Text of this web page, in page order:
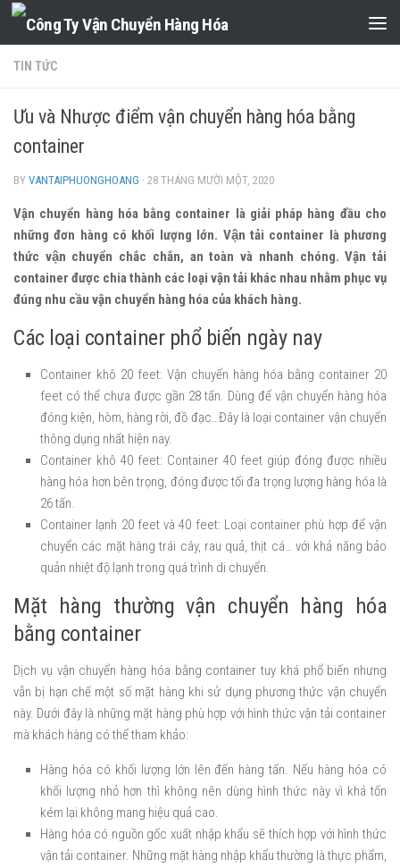
Skip to content
TIN TỨC
Ưu và Nhược điểm vận chuyển hàng hóa bằng
container
BY VANTAIPHUONGHOANG · 28 THÁNG MƯỜI MỘT, 2020
Vận chuyển hàng hóa bằng container là giải pháp hàng đầu cho
những đơn hàng có khối lượng lớn. Vận tải container là phương
thức vận chuyển chắc chắn, an toàn và nhanh chóng. Vận tải
container được chia thành các loại vận tải khác nhau nhằm phục vụ
đúng nhu cầu vận chuyển hàng hóa của khách hàng.
Các loại container phổ biến ngày nay
Container khô 20 feet: Vận chuyển hàng hóa bằng container 20
feet có thể chưa được gần 28 tấn. Dùng để vận chuyển hàng hóa
đóng kiện, hòm, hàng rời, đồ đạc…Đây là loại container vận chuyển
thông dụng nhất hiện nay.
Container khô 40 feet: Container 40 feet giúp đóng được nhiều
hàng hóa hơn bên trọng, đóng được tối đa trọng lượng hàng hóa là
26 tấn.
Container lạnh 20 feet và 40 feet: Loại container phù hợp để vận
chuyển các mặt hàng trái cây, rau quả, thịt cá… với khả năng bảo
quản nhiệt độ lạnh trong quá trình di chuyển.
Mặt hàng thường vận chuyển hàng hóa
bằng container
Dịch vụ vận chuyển hàng hóa bằng container tuy khá phổ biến nhưng
vẫn bị hạn chế một số mặt hàng khi sử dụng phương thức vận chuyển
này. Dưới đây là những mặt hàng phù hợp với hình thức vận tải container
mà khách hàng có thể tham khảo:
Hàng hóa có khối lượng lớn lên đến hàng tấn. Nếu hàng hóa có
khối lượng nhỏ hơn thì không nên dùng hình thức này vì khá tốn
kém lại không mang hiệu quả cao.
Hàng hóa có nguồn gốc xuất nhập khẩu sẽ thích hợp với hình thức
vận tải container. Những mặt hàng nhập khẩu thường là thực phẩm,